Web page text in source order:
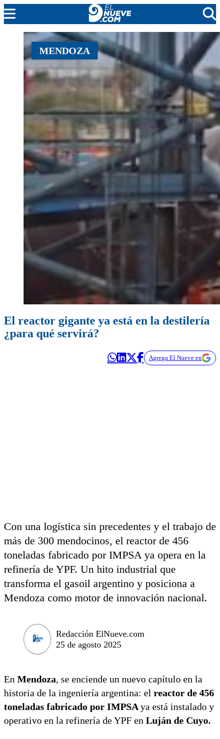
EL NUEVE
SOCIEDAD
POLÍTICA
POLICIALES
EN VIVO
MENDOZA
El reactor gigante ya está en la destilería
¿para qué servirá?
Agrega El Nueve en
Con una logística sin precedentes y el trabajo de
más de 300 mendocinos, el reactor de 456
toneladas fabricado por IMPSA ya opera en la
refinería de YPF. Un hito industrial que
transforma el gasoil argentino y posiciona a
Mendoza como motor de innovación nacional.
Redacción ElNueve.com
25 de agosto 2025
En Mendoza, se enciende un nuevo capítulo en la
historia de la ingeniería argentina: el reactor de 456
toneladas fabricado por IMPSAya está instalado y
operativo en la refinería de YPF en Luján de Cuyo.